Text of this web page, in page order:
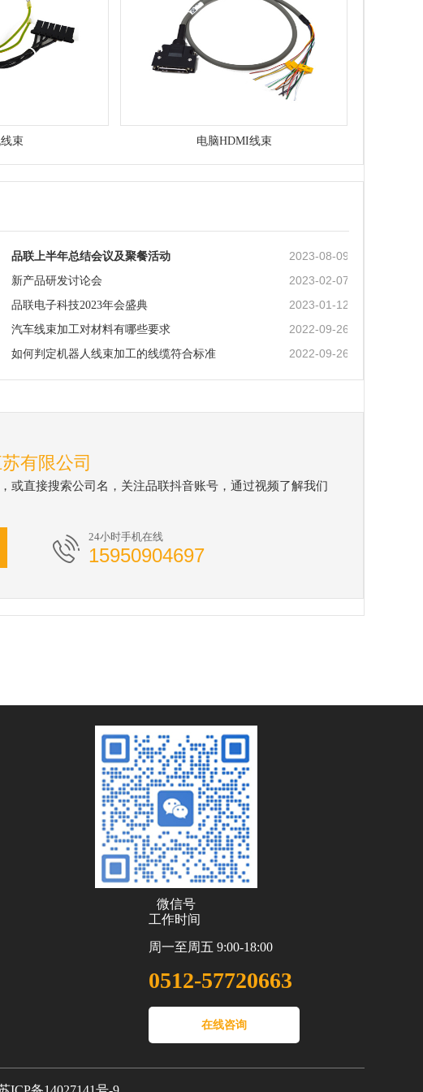
束 电脑HDMI线束
​品联上半年总结会议及聚餐活动 2023-08-09
新产品研发讨论会 2023-02-07
品联电子科技2023年会盛典 2023-01-12
汽车线束加工对材料有哪些要求 2022-09-26
如何判定机器人线束加工的线缆符合标准 2022-09-26
有限公司
或直接搜索公司名，关注品联抖音账号，通过视频了解我们
24小时手机在线
15950904697
微信号
工作时间
周一至周五 9:00-18:00
0512-57720663
在线咨询